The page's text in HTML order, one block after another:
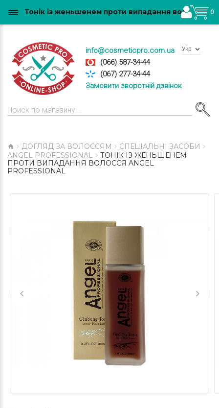
info@cosmeticpro.com.ua
(066) 587-34-44
(067) 277-34-44
Замовити зворотній дзвінок
Укр
0
ДОГЛЯД ЗА ВОЛОССЯМ
СПЕЦІАЛЬНІ ЗАСОБИ
ANGEL PROFESSIONAL
ТОНІК ІЗ ЖЕНЬШЕНЕМ
ПРОТИ ВИПАДАННЯ ВОЛОССЯ ANGEL
PROFESSIONAL
Тонік із женьшенем проти випадання волосся Angel Professional купити в Україні